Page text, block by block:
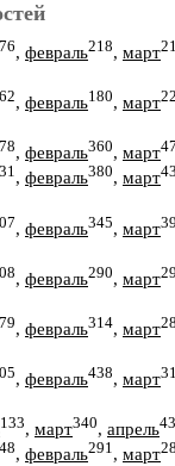
, февраль218, март
, февраль180, март
, февраль360, март
, февраль380, март
, февраль345, март
, февраль290, март
, февраль314, март
, февраль438, март
133, март340, апрель
, февраль291, март